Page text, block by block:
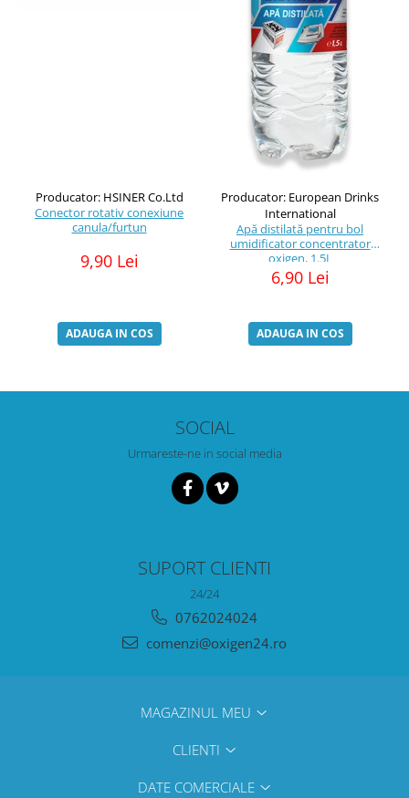
Producator: HSINER Co.Ltd
Conector rotativ conexiune
canula/furtun
9,90 Lei
ADAUGA IN COS
Producator: European Drinks
International
Apă distilată pentru bol
umidificator concentrator
oxigen, 1.5L
6,90 Lei
ADAUGA IN COS
SOCIAL
Urmareste-ne in social media
SUPORT CLIENTI
24/24
0762024024
comenzi@oxigen24.ro
MAGAZINUL MEU
CLIENTI
DATE COMERCIALE